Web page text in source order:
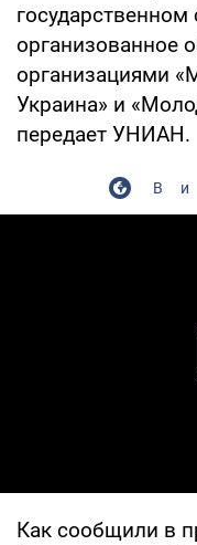
государственном
организованное
организациями
Украина» и
передает УНИАН.
Как сообщили в